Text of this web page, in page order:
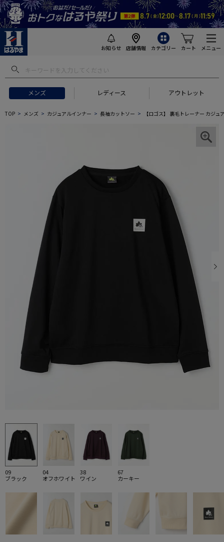
お知らせ 店舗情報 カテゴリー カート メニュー
メンズ レディース アウトレット
TOP メンズ カジュアルインナー 長袖カットソー 【ロゴス】 裏毛トレーナー カジ
09
ブラック
04
オフホワイト
38
ワイン
67
カーキー